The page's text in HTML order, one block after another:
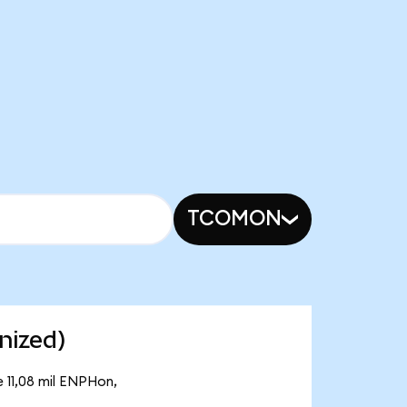
TCOMON
mil ENPHon,